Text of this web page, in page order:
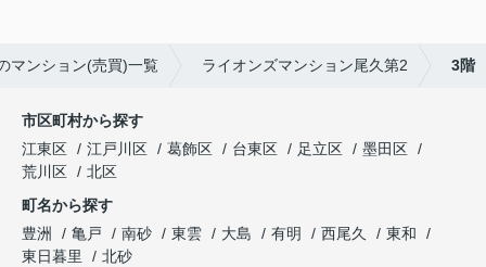
マンション(売買)一覧 ライオンズマンション尾久第2 3階
市区町村から探す
江東区
江戸川区 葛飾区 台東区 足立区
墨田区
荒川区
北区
町名から探す
豊洲
亀戸 南砂 東雲 大島 有明 西尾久
東和
東日暮里
北砂